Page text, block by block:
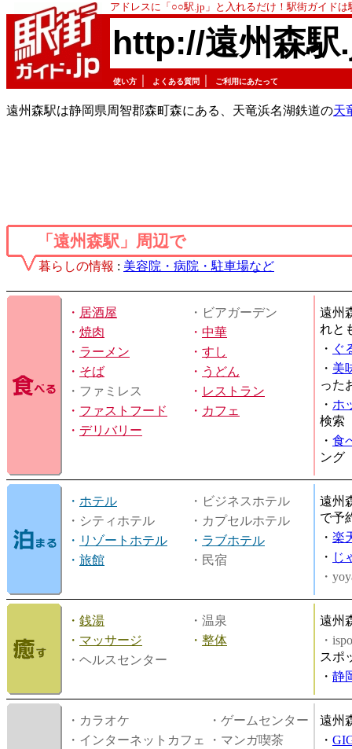
アドレスに「○○駅.jp」と入れるだけ！駅街ガイド
http://遠州森駅
使い方 よくある質問 ご利用にあたって
遠州森駅は静岡県周智郡森町森にある、天竜浜名湖鉄道の天
「遠州森駅」周辺で
暮らしの情報 : 美容院・病院・駐車場など
・ 居酒屋
・ビアガーデン
・ 焼肉 ・ 中華
・ ラーメン ・ すし
・ そば ・ うどん
・ファミレス
・ レストラン
・ ファストフード ・ カフェ
・ デリバリー
遠州
れと
・ ぐ
・ 美
った
・ ホ
検索
・ 食
ング
・ ホテル
・ビジネスホテル
・シティホテル
・カプセルホテル
・ リゾートホテル ・ ラブホテル
・ 旅館 ・民宿
遠州
で予
・ 楽
・ じ
・
・ 銭湯
・温泉
・ マッサージ ・ 整体
・ヘルスセンター
遠州
・
スポ
・ 静
・カラオケ
・ゲームセンター
・インターネットカフェ
・マンガ喫茶
遠州
・